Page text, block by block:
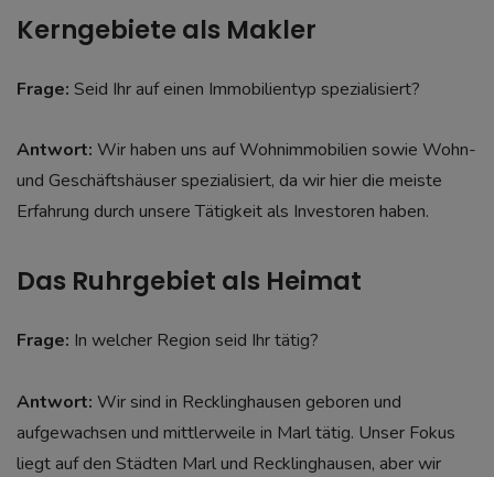
Kerngebiete als Makler
Frage: Seid Ihr auf einen Immobilientyp spezialisiert?
Antwort: Wir haben uns auf Wohnimmobilien sowie Wohn-
und Geschäftshäuser spezialisiert, da wir hier die meiste
Erfahrung durch unsere Tätigkeit als Investoren haben.
Das Ruhrgebiet als Heimat
Frage: In welcher Region seid Ihr tätig?
Antwort: Wir sind in Recklinghausen geboren und
aufgewachsen und mittlerweile in Marl tätig. Unser Fokus
liegt auf den Städten Marl und Recklinghausen, aber wir